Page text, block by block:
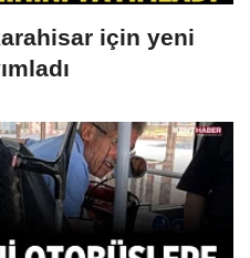
için yeni